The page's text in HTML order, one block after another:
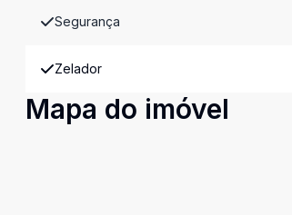
Segurança
Zelador
Mapa do imóvel